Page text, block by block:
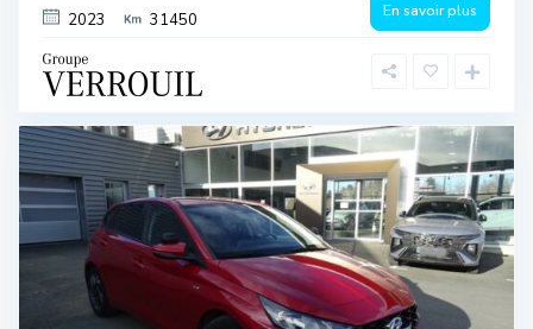
2023 31450 En savoir plus